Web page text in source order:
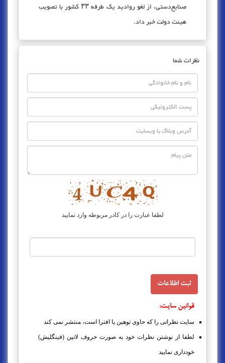
صنایع‌دستی، از لغو روادید یک طرفه ۳۳ کشور با تصویب
هیئت دولت خبر داد.
نظرات شما
لطفا عبارت را در کادر مربوطه وارد نمایید
قوانین سایت:
سایت نظراتی را که حاوی توهین یا افترا است، منتشر نمی کند
لطفا از نوشتن نظرات خود به صورت حروف لاتین (فینگلیش)
خودداری نمایید